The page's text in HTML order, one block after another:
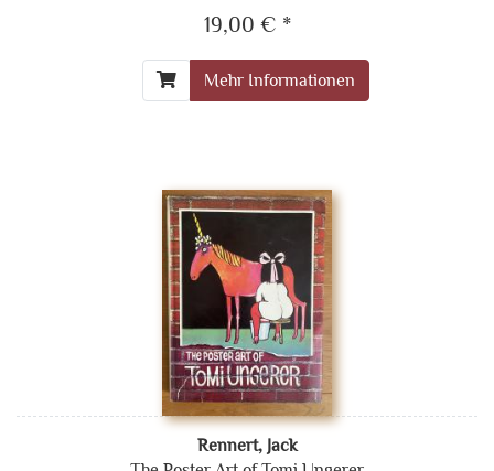
19,00 € *
Mehr Informationen
Rennert, Jack